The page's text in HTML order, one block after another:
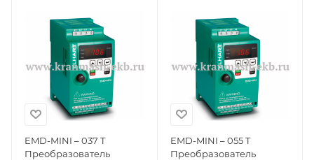
EMD-MINI – 037 T
Преобразователь
EMD-MINI – 055 T
Преобразователь